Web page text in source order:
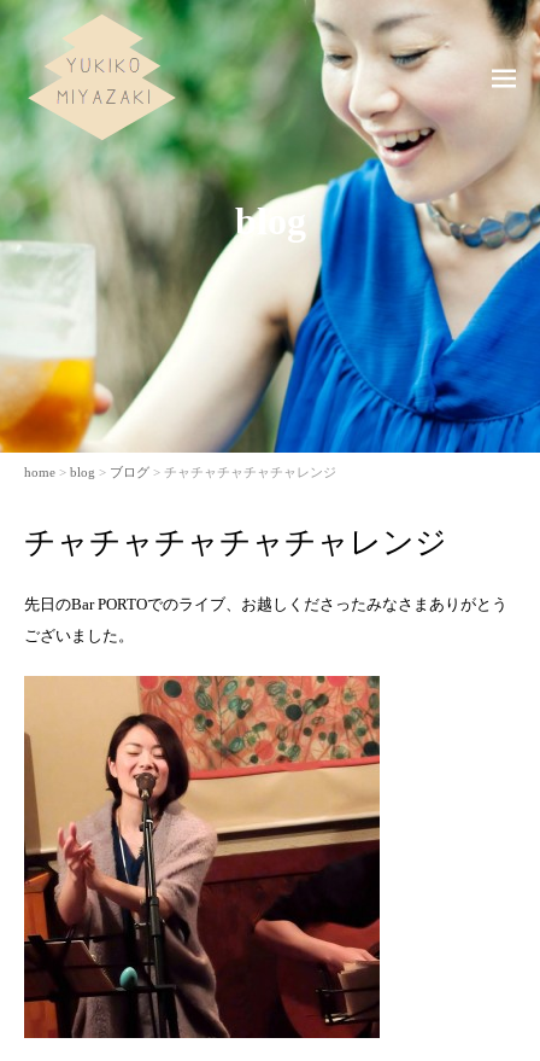
blog
home > blog > ブログ > チャチャチャチャチャレンジ
チャチャチャチャチャレンジ
先日のBar PORTOでのライブ、お越しくださったみなさまありがとう
ございました。